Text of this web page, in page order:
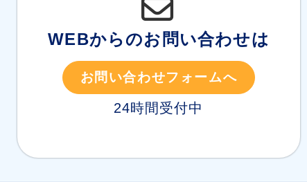
WEBからのお問い合わせは
お問い合わせフォームへ
24時間受付中